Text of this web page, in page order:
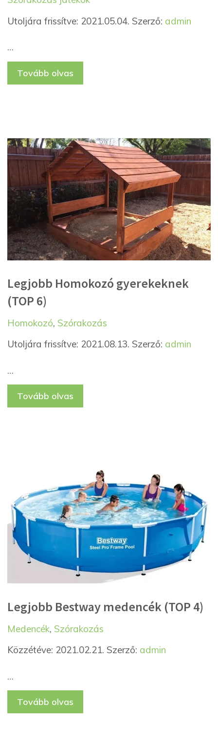
Utoljára frissítve: 2021.05.04. Szerző: admin
…
Tovább olvas
Legjobb Homokozó gyerekeknek
(TOP 6)
Kategória
Homokozó, Szórakozás
Utoljára frissítve: 2021.08.13. Szerző: admin
…
Tovább olvas
Legjobb Bestway medencék (TOP 4)
Kategória
Medencék, Szórakozás
Közzétéve: 2021.02.21. Szerző: admin
…
Tovább olvas